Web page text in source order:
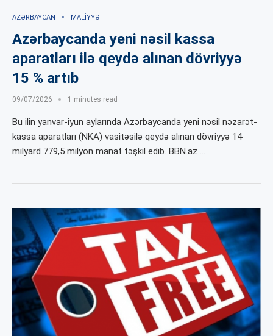
AZƏRBAYCAN MALIYYƏ
Azərbaycanda yeni nəsil kassa
aparatları ilə qeydə alınan dövriyyə
15 % artıb
09/07/2026 1 minutes read
Bu ilin yanvar-iyun aylarında Azərbaycanda yeni nəsil nəzarət-
kassa aparatları (NKA) vasitəsilə qeydə alınan dövriyyə 14
milyard 779,5 milyon manat təşkil edib. BBN.az …